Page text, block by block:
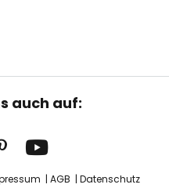
auch auf:
AGB Datenschutz